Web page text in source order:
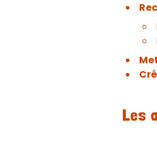
Les